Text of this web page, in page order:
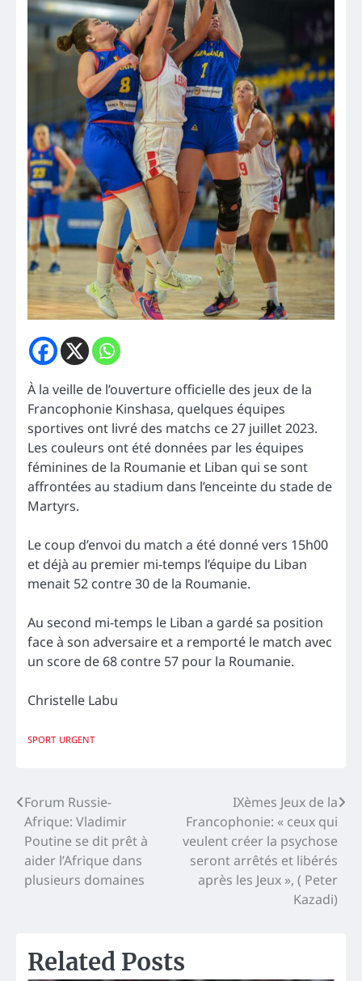
À la veille de l’ouverture officielle des jeux de la
Francophonie Kinshasa, quelques équipes
sportives ont livré des matchs ce 27 juillet 2023.
Les couleurs ont été données par les équipes
féminines de la Roumanie et Liban qui se sont
affrontées au stadium dans l’enceinte du stade de
Martyrs.
Le coup d’envoi du match a été donné vers 15h00
et déjà au premier mi-temps l’équipe du Liban
menait 52 contre 30 de la Roumanie.
Au second mi-temps le Liban a gardé sa position
face à son adversaire et a remporté le match avec
un score de 68 contre 57 pour la Roumanie.
Christelle Labu
SPORT URGENT
Navigation
de
l’article
Forum Russie-
Afrique: Vladimir
Poutine se dit prêt à
aider l’Afrique dans
plusieurs domaines
IXèmes Jeux de la
Francophonie: « ceux qui
veulent créer la psychose
seront arrêtés et libérés
après les Jeux », ( Peter
Kazadi)
Related Posts